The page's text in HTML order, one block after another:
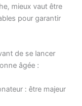
mieux vaut être
pour garantir
de se lancer
âgée :
: être majeur